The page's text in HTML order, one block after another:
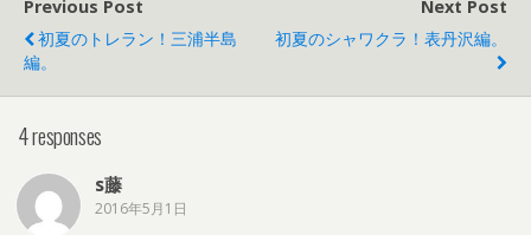
Previous Post
初夏のトレラン！三浦半島
編。
Next Post
初夏のシャワクラ！表丹沢編。
4 responses
s藤
2016年5月1日